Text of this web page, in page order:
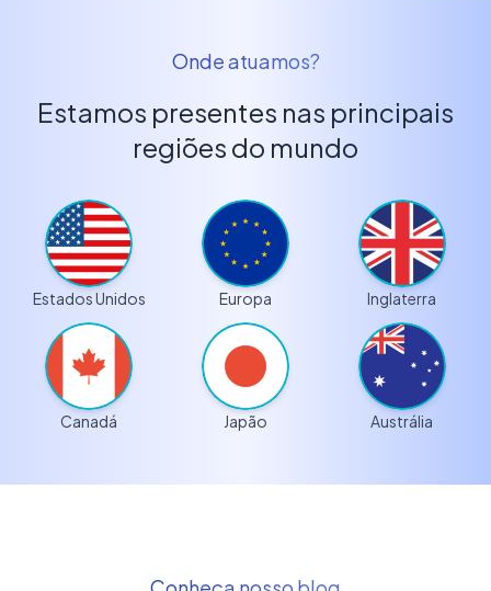
Onde atuamos?
Estamos presentes nas principais
regiões do mundo
Estados Unidos Europa Inglaterra
Canadá Japão Austrália